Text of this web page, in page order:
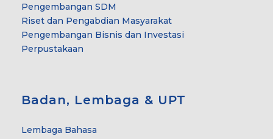
Pengembangan SDM
Riset dan Pengabdian Masyarakat
Pengembangan Bisnis dan Investasi
Perpustakaan
Badan, Lembaga & UPT
Lembaga Bahasa